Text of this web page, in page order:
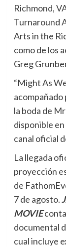
Richmond,
Turnaround
Arts in the
como de los
Greg
“Might As
acompañado
la boda de
disponible
canal oficial
La llegada
proyección
de
7 de agosto.
MOVIE
documental
cual incluye